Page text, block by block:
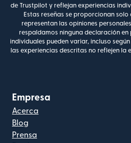
de Trustpilot y reflejan experiencias
Estas reseñas se proporcionan
representan las opiniones
respaldamos ninguna declaración en
individuales pueden variar, incluso
las experiencias descritas no reflejen la
Empresa
Acerca
Blog
Prensa